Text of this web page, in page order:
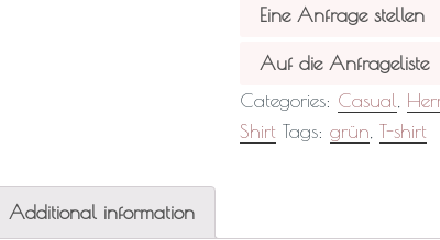
Eine Anfrage stellen
Auf die Anfrageliste
Categories: Casual
Shirt Tags: grün T-shirt
Additional information